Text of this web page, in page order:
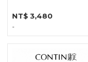
NT$ 3,480
-